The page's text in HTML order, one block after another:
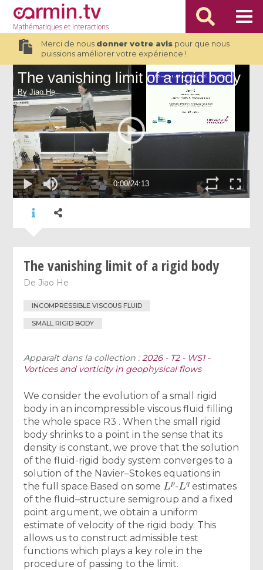
Mathématiqueset Interactions
Merci de nous donner votre avispour que nous
puissions améliorer votre expérience !
The vanishing limit of a rigid body
DeJiao He
INCOMPRESSIBLE VISCOUS FLUID
SMALL RIGID BODY
Apparaît dans la collection :2026 - T2 - WS1 -
Vortices and vorticity in geophysical flows
We consider the evolution of a small rigid
body in an incompressible viscous fluid filling
the whole space R3 . When the small rigid
body shrinks to a point in the sense that its
density is constant, we prove that the solution
of the fluid-rigid body system converges to a
solution of the Navier–Stokes equations in
the full space.Based on some
Lp
-
Lq
estimates
of the fluid–structure semigroup and a fixed
point argument, we obtain a uniform
estimate of velocity of the rigid body. This
allows us to construct admissible test
functions which plays a key role in the
procedure of passing to the limit.